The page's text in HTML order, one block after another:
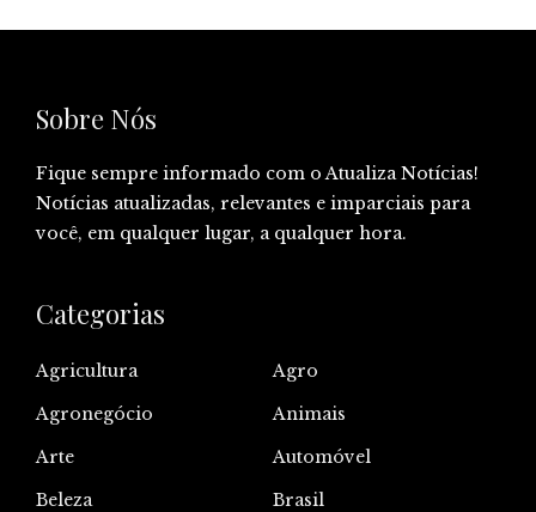
Sobre Nós
Fique sempre informado com o Atualiza Notícias!
Notícias atualizadas, relevantes e imparciais para
você, em qualquer lugar, a qualquer hora.
Categorias
Agricultura
Agro
Agronegócio
Animais
Arte
Automóvel
Beleza
Brasil